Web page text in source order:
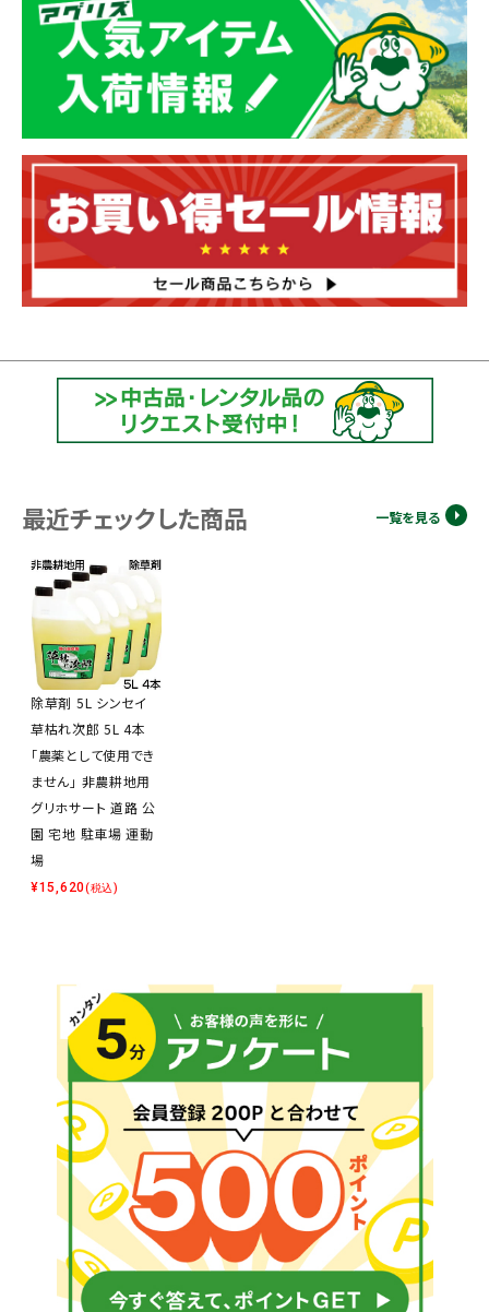
最近チェックした商品 一覧を見る
除草剤 5L シンセイ
草枯れ次郎 5L 4本
「農薬として使用でき
ません」 非農耕地用
グリホサート 道路 公
園 宅地 駐車場 運動
場
¥15,620(税込)